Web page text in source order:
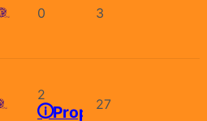
0 3
2
Propozice
27